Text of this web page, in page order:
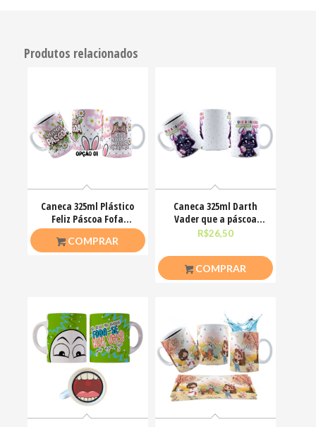
Produtos relacionados
Caneca 325ml Plástico
Feliz Páscoa Fofa
Coelhinhos Mimos
COMPRAR
Caneca 325ml Darth
Vader que a páscoa
esteja com você
R$26,50
COMPRAR